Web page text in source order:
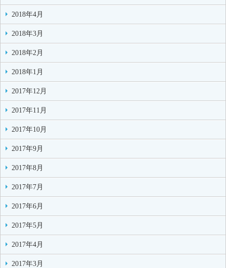
2018年4月
2018年3月
2018年2月
2018年1月
2017年12月
2017年11月
2017年10月
2017年9月
2017年8月
2017年7月
2017年6月
2017年5月
2017年4月
2017年3月